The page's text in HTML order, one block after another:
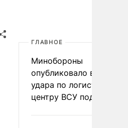
ГЛАВНОЕ
Минобороны
опубликовало видео
удара по
центру ВСУ под Киевом